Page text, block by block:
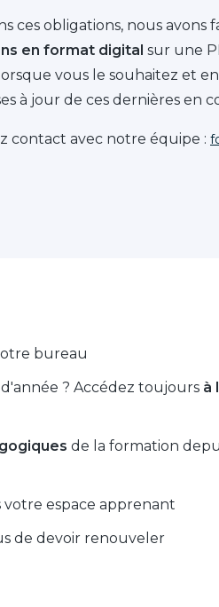
ces obligations, nous avons
en format digital sur une
vous le souhaitez et
à jour de ces dernières en
contact avec notre équipe :
bureau
? Accédez toujours à
de la formation
votre espace apprenant
de devoir renouveler